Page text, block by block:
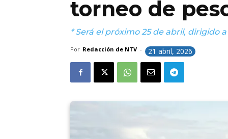
torneo de
* Será el próximo 25 de abril, dirigido
Por Redacción de NTV - 21 abril, 2026